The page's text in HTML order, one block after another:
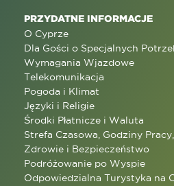
PRZYDATNE INFORMACJE
O Cyprze
Dla Gości o Specjalnych
Wymagania Wjazdowe
Telekomunikacja
Pogoda i Klimat
Języki i Religie
Środki Płatnicze i Waluta
Strefa Czasowa, Godziny
Zdrowie i Bezpieczeństwo
Podróżowanie po Wyspie
Odpowiedzialna Turystyka na